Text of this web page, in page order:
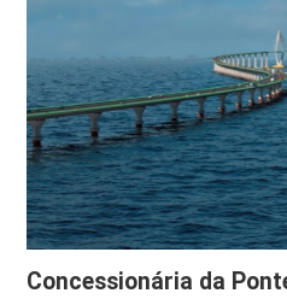
Concessionária da